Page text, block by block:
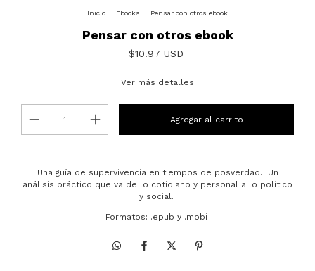
Inicio Ebooks Pensar con otros ebook
Pensar con otros ebook
$10.97 USD
Ver más detalles
Una guía de supervivencia en tiempos de posverdad. Un
análisis práctico que va de lo cotidiano y personal a lo político
y social.
Formatos: .epub y .mobi